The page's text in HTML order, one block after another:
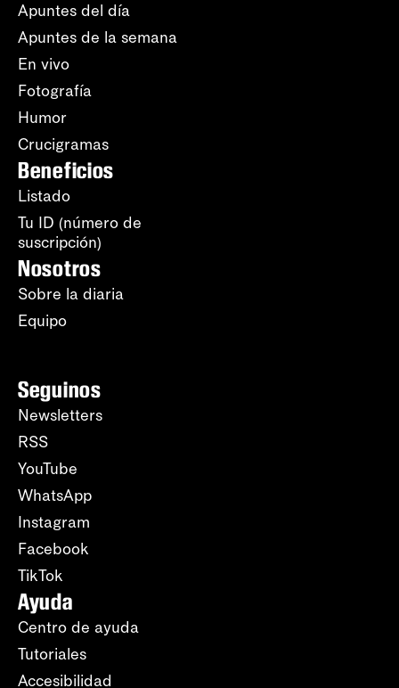
Apuntes del día
Apuntes de la semana
En vivo
Fotografía
Humor
Crucigramas
Beneficios
Listado
Tu ID (número de
suscripción)
Nosotros
Sobre la diaria
Equipo
Seguinos
Newsletters
RSS
YouTube
WhatsApp
Instagram
Facebook
TikTok
Ayuda
Centro de ayuda
Tutoriales
Accesibilidad